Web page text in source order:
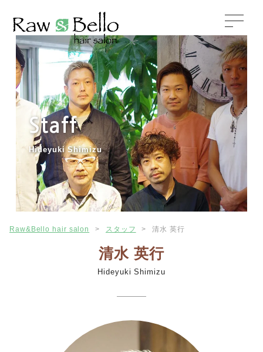
Staff
Hideyuki Shimizu
Raw&Bello hair salon > スタッフ > 清水 英行
清水 英行
Hideyuki Shimizu